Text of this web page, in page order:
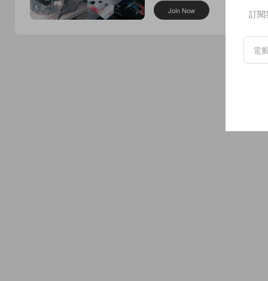
林相機Join Now 訂閱